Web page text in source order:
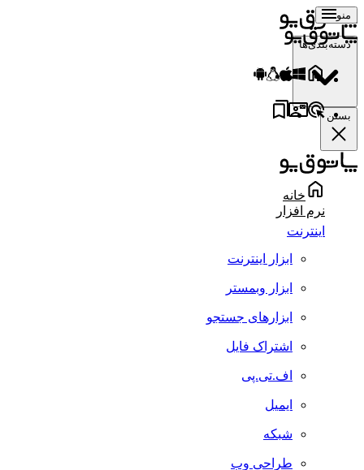
منو
دسته‌بندی‌ها
بستن
خانه
نرم افزار
اینترنت
ابزار اینترنت
ابزار وبمستر
ابزارهای جستجو
اشتراک فایل
اف.تی.پی
ایمیل
شبکه
طراحی وب